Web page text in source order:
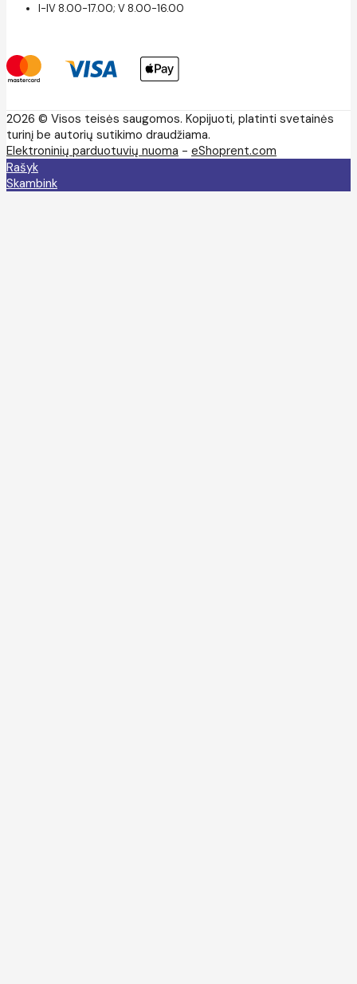
I-IV 8.00-17.00; V 8.00-16.00
2026 © Visos teisės saugomos. Kopijuoti, platinti svetainės
turinį be autorių sutikimo draudžiama.
Elektroninių parduotuvių nuoma - eShoprent.com
Rašyk
Skambink